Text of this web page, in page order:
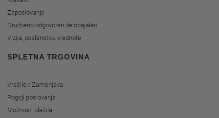
Zaposlovanje
Družbeno odgovoren delodajalec
Vizija, poslanstvo, vrednote
SPLETNA TRGOVINA
Vračilo / Zamenjava
Pogoji poslovanja
Možnosti plačila